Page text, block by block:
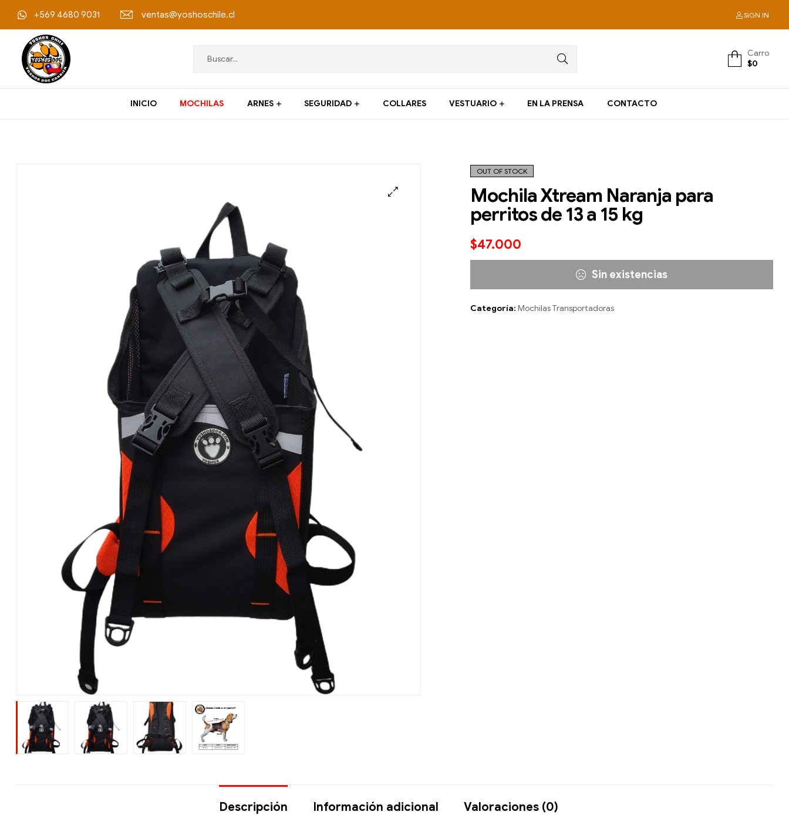
+569 4680 9031 ventas@yoshoschile.cl SIGN IN
Carro
$0
INICIO MOCHILAS ARNES SEGURIDAD COLLARES VESTUARIO EN LA PRENSA CONTACTO
OUT OF STOCK
Mochila Xtream Naranja para
perritos de 13 a 15 kg
$47.000
Sin existencias
Categoría: Mochilas Transportadoras
Descripción Información adicional Valoraciones (0)